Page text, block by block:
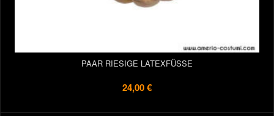
PAAR RIESIGE LATEXFÜSSE
24,00 €